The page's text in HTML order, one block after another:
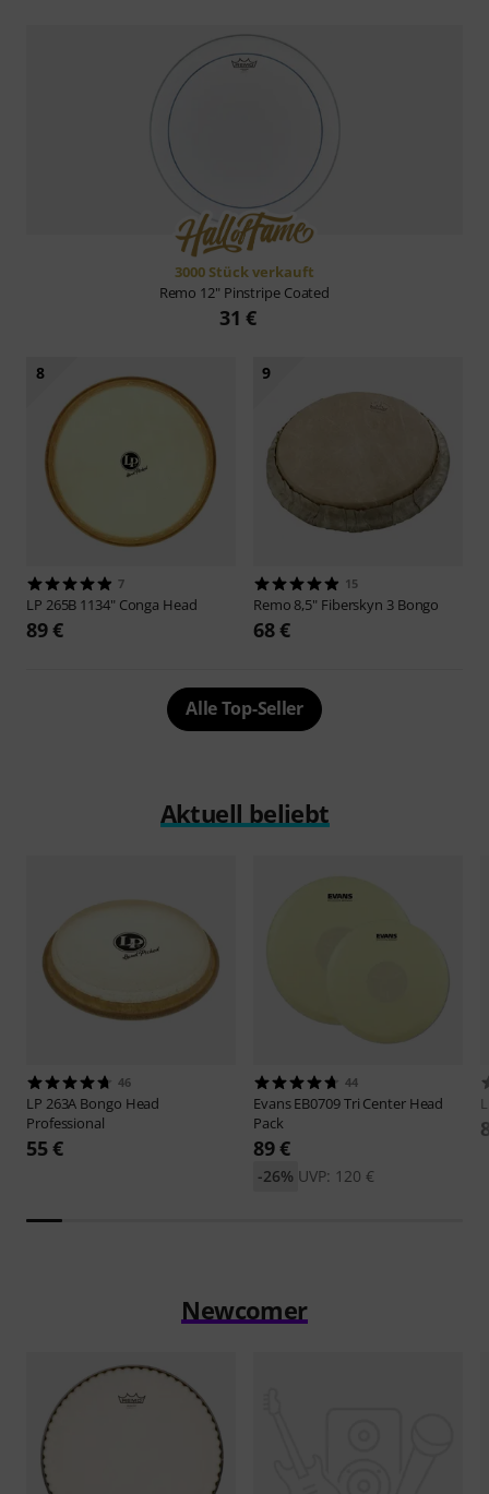
3000 Stück verkauft
Remo 12" Pinstripe Coated
31 €
8
7
LP 265B 1134" Conga Head
89 €
9
15
Remo 8,5" Fiberskyn 3 Bongo
68 €
Alle Top-Seller
Aktuell beliebt
46
LP 263A Bongo Head
Professional
55 €
44
EvansEB0709 Tri Center Head
Pack
89 €
UVP: 120 €
-26%
Newcomer